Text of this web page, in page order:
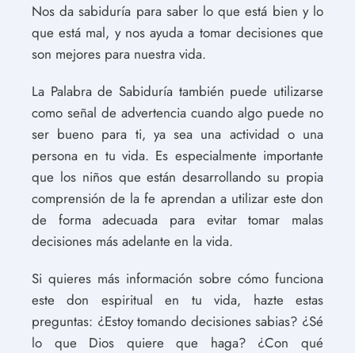
Nos da sabiduría para saber lo que está bien y lo
que está mal, y nos ayuda a tomar decisiones que
son mejores para nuestra vida.
La Palabra de Sabiduría también puede utilizarse
como señal de advertencia cuando algo puede no
ser bueno para ti, ya sea una actividad o una
persona en tu vida. Es especialmente importante
que los niños que están desarrollando su propia
comprensión de la fe aprendan a utilizar este don
de forma adecuada para evitar tomar malas
decisiones más adelante en la vida.
Si quieres más información sobre cómo funciona
este don espiritual en tu vida, hazte estas
preguntas: ¿Estoy tomando decisiones sabias? ¿Sé
lo que Dios quiere que haga? ¿Con qué